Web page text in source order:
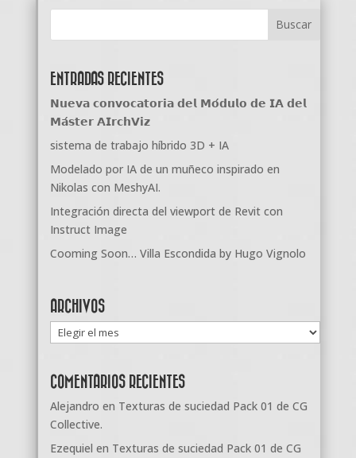
ENTRADAS RECIENTES
𝗡𝘂𝗲𝘃𝗮 𝗰𝗼𝗻𝘃𝗼𝗰𝗮𝘁𝗼𝗿𝗶𝗮 𝗱𝗲𝗹 𝗠𝗼́𝗱𝘂𝗹𝗼 𝗱𝗲 𝗜𝗔 𝗱𝗲𝗹
𝗠𝗮́𝘀𝘁𝗲𝗿 𝗔𝗜𝗿𝗰𝗵𝗩𝗶𝘇
sistema de trabajo híbrido 3D + IA
Modelado por IA de un muñeco inspirado en
Nikolas con MeshyAI.
Integración directa del viewport de Revit con
Instruct Image
Cooming Soon… Villa Escondida by Hugo Vignolo
ARCHIVOS
Archivos
COMENTARIOS RECIENTES
Alejandro en Texturas de suciedad Pack 01 de CG
Collective.
Ezequiel en Texturas de suciedad Pack 01 de CG